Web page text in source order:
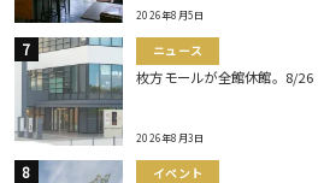
2026年8月5日
ニュース
枚方モールが全館休館。8/26
2026年8月3日
イベント